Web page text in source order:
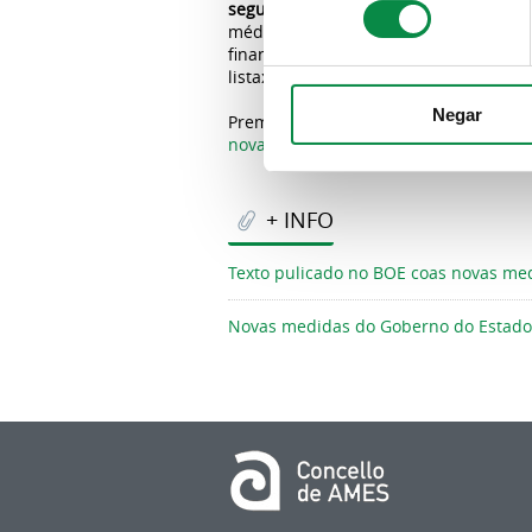
Negar
seguintes
: Bens e servizos de
médicos; actividade industrial;
finanzas; telecomunicacións,
listaxe completa atópase no ANEXO
Premendo nas ligazóns que están ao
novas medidas do Goberno do
+ INFO
Texto pulicado no BOE coas novas
Novas medidas do Goberno do